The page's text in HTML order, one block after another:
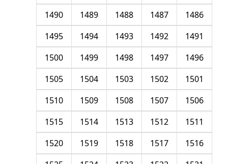
1486
1487
1488
1489
1490
1491
1492
1493
1494
1495
1496
1497
1498
1499
1500
1501
1502
1503
1504
1505
1506
1507
1508
1509
1510
1511
1512
1513
1514
1515
1516
1517
1518
1519
1520